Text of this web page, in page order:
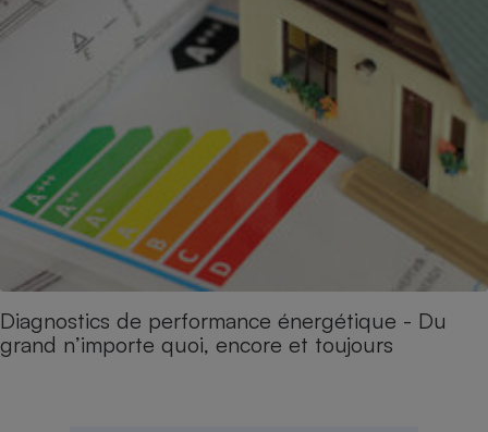
Diagnostics de performance énergétique - Du
grand n’importe quoi, encore et toujours